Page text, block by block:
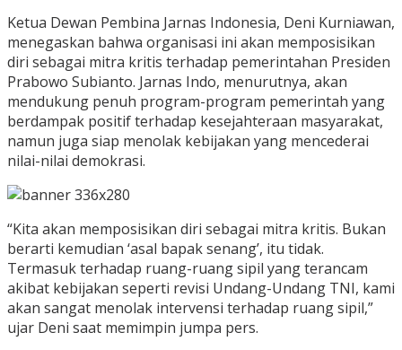
Ketua Dewan Pembina Jarnas Indonesia, Deni Kurniawan,
menegaskan bahwa organisasi ini akan memposisikan
diri sebagai mitra kritis terhadap pemerintahan Presiden
Prabowo Subianto. Jarnas Indo, menurutnya, akan
mendukung penuh program-program pemerintah yang
berdampak positif terhadap kesejahteraan masyarakat,
namun juga siap menolak kebijakan yang mencederai
nilai-nilai demokrasi.
“Kita akan memposisikan diri sebagai mitra kritis. Bukan
berarti kemudian ‘asal bapak senang’, itu tidak.
Termasuk terhadap ruang-ruang sipil yang terancam
akibat kebijakan seperti revisi Undang-Undang TNI, kami
akan sangat menolak intervensi terhadap ruang sipil,”
ujar Deni saat memimpin jumpa pers.